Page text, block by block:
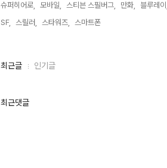
슈퍼히어로,
모바일, 스티븐 스필버그, 만화,
블루레이,
SF,
스릴러, 스타워즈, 스마트폰,
최
인
최근글 인기글
최근댓글